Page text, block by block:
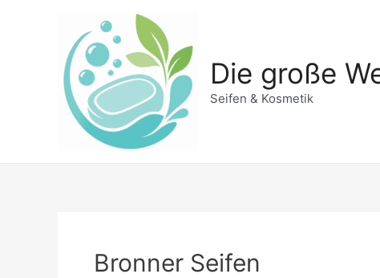
Die große
Seifen & Kosmetik
Bronner Seifen